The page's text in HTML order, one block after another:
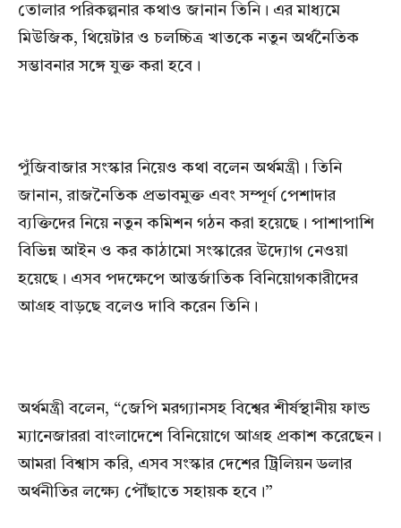
তোলার পরিকল্পনার কথাও জানান তিনি। এর মাধ্যমে
মিউজিক, থিয়েটার ও চলচ্চিত্র খাতকে নতুন অর্থনৈতিক
সম্ভাবনার সঙ্গে যুক্ত করা হবে।
পুঁজিবাজার সংস্কার নিয়েও কথা বলেন অর্থমন্ত্রী। তিনি
জানান, রাজনৈতিক প্রভাবমুক্ত এবং সম্পূর্ণ পেশাদার
ব্যক্তিদের নিয়ে নতুন কমিশন গঠন করা হয়েছে। পাশাপাশি
বিভিন্ন আইন ও কর কাঠামো সংস্কারের উদ্যোগ নেওয়া
হয়েছে। এসব পদক্ষেপে আন্তর্জাতিক বিনিয়োগকারীদের
আগ্রহ বাড়ছে বলেও দাবি করেন তিনি।
অর্থমন্ত্রী বলেন, “জেপি মরগ্যানসহ বিশ্বের শীর্ষস্থানীয় ফান্ড
ম্যানেজাররা বাংলাদেশে বিনিয়োগে আগ্রহ প্রকাশ করেছেন।
আমরা বিশ্বাস করি, এসব সংস্কার দেশের ট্রিলিয়ন ডলার
অর্থনীতির লক্ষ্যে পৌঁছাতে সহায়ক হবে।”